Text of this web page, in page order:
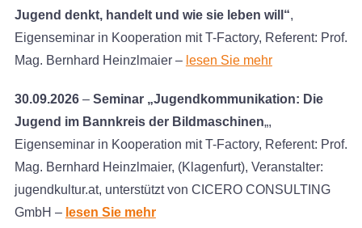
Jugend denkt, handelt und wie sie leben will“,
Eigenseminar in Kooperation mit T-Factory, Referent: Prof.
Mag. Bernhard Heinzlmaier – lesen Sie mehr
30.09.2026– Seminar „Jugendkommunikation: Die
Jugend im Bannkreis der Bildmaschinen„,
Eigenseminar in Kooperation mit T-Factory, Referent: Prof.
Mag. Bernhard Heinzlmaier, (Klagenfurt), Veranstalter:
jugendkultur.at, unterstützt von CICERO CONSULTING
GmbH – lesen Sie mehr